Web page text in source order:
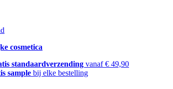
cosmetica
standaardverzending vanaf € 49,90
sample bij elke bestelling